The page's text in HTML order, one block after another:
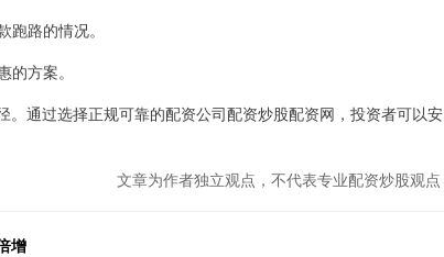
路的情况。
方案。
通过选择正规可靠的配资公司配资炒股配资网，投资者可以安
文章为作者独立观点，不代表专业配资炒股观点
增